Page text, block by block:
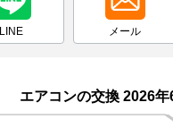
LINE メール
エアコンの交換 2026